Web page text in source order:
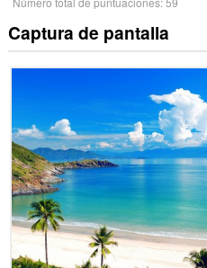
Captura de pantalla